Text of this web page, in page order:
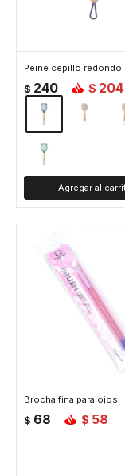
$ 240 $ 204
Brocha fina para ojos
$ 68 $ 58